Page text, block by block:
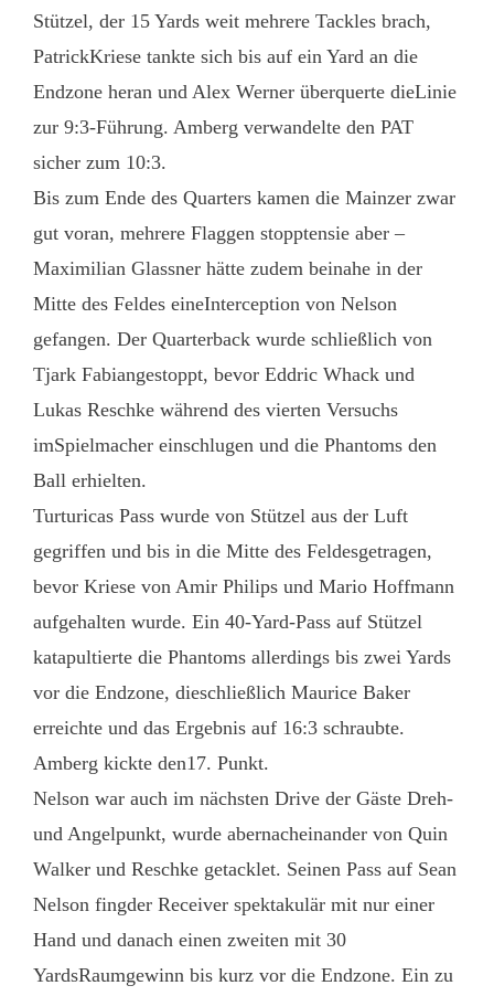
Stützel, der 15 Yards weit mehrere Tackles brach,
PatrickKriese tankte sich bis auf ein Yard an die
Endzone heran und Alex Werner überquerte dieLinie
zur 9:3-Führung. Amberg verwandelte den PAT
sicher zum 10:3.
Bis zum Ende des Quarters kamen die Mainzer zwar
gut voran, mehrere Flaggen stopptensie aber –
Maximilian Glassner hätte zudem beinahe in der
Mitte des Feldes eineInterception von Nelson
gefangen. Der Quarterback wurde schließlich von
Tjark Fabiangestoppt, bevor Eddric Whack und
Lukas Reschke während des vierten Versuchs
imSpielmacher einschlugen und die Phantoms den
Ball erhielten.
Turturicas Pass wurde von Stützel aus der Luft
gegriffen und bis in die Mitte des Feldesgetragen,
bevor Kriese von Amir Philips und Mario Hoffmann
aufgehalten wurde. Ein 40-Yard-Pass auf Stützel
katapultierte die Phantoms allerdings bis zwei Yards
vor die Endzone, dieschließlich Maurice Baker
erreichte und das Ergebnis auf 16:3 schraubte.
Amberg kickte den17. Punkt.
Nelson war auch im nächsten Drive der Gäste Dreh-
und Angelpunkt, wurde abernacheinander von Quin
Walker und Reschke getacklet. Seinen Pass auf Sean
Nelson fingder Receiver spektakulär mit nur einer
Hand und danach einen zweiten mit 30
YardsRaumgewinn bis kurz vor die Endzone. Ein zu